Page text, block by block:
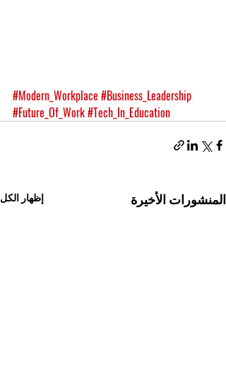
#Modern_Workplace #Business_Leadership
#Future_Of_Work#Tech_In_Education
المنشورات الأخيرة إظهار الكل